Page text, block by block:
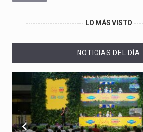
------------------------ LO MÁS VISTO
NOTICIAS DEL DÍA